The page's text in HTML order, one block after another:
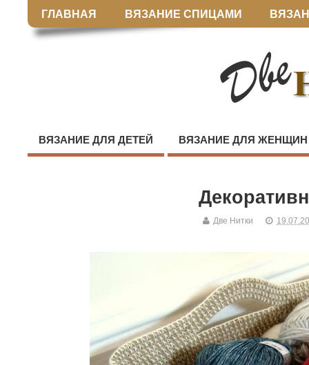
ГЛАВНАЯ ВЯЗАНИЕ СПИЦАМИ
ВЯЗАНИЕ ДЛЯ ДЕТЕЙ ВЯЗАНИЕ ДЛЯ ЖЕНЩИН
Две Нитки